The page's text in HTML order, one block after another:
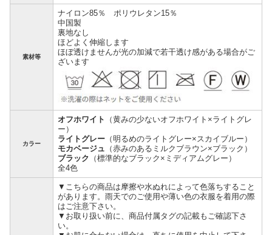
素材等
ナイロン85％ ポリウレタン15％
中国製
裏地なし
ほどよく伸縮します
ほぼ透けませんが光の加減で若干透け感がある場合がご
ざいます
カラー
オフホワイト
（黄みの少ないオフホワイト×ライトグレ
ー）
ライトグレー （明るめのライトグレー×スカイブルー）
モカベージュ （赤みのあるミルクブラウン×ブラック）
ブラック （標準的なブラック×ミディアムグレー）
全4色
▼こちらの商品は摩擦や水ぬれによって色落ちすること
があります。雨天でのご使用や薄い色の衣服を着用の際
はご注意下さい。
▼お取り扱い前に、商品付属タグの記載もご確認下さ
い。